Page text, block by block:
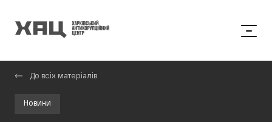
До всіх матеріалів
Новини